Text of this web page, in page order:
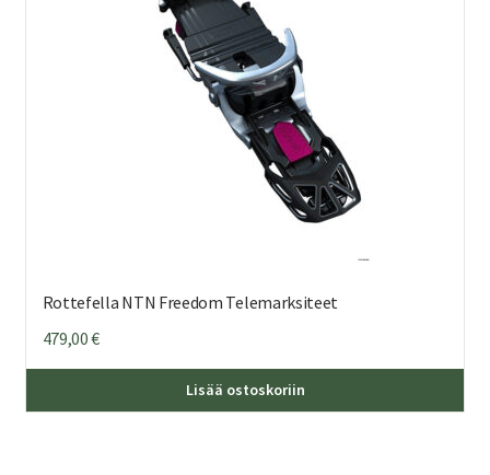
Rottefella NTN Freedom Telemarksiteet
479,00€
Lisää ostoskoriin